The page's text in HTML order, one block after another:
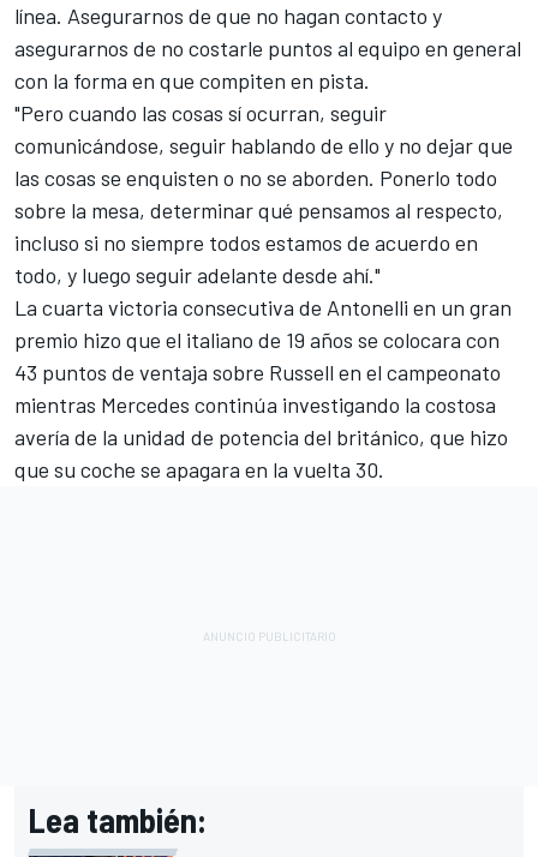
línea. Asegurarnos de que no hagan contacto y
asegurarnos de no costarle puntos al equipo en general
con la forma en que compiten en pista.
"Pero cuando las cosas sí ocurran, seguir
comunicándose, seguir hablando de ello y no dejar que
las cosas se enquisten o no se aborden. Ponerlo todo
sobre la mesa, determinar qué pensamos al respecto,
incluso si no siempre todos estamos de acuerdo en
todo, y luego seguir adelante desde ahí."
La cuarta victoria consecutiva de Antonelli en un gran
premio hizo que el italiano de 19 años se colocara con
43 puntos de ventaja sobre Russell en el campeonato
mientras Mercedes continúa investigando la costosa
avería de la unidad de potencia del británico, que hizo
que su coche se apagara en la vuelta 30.
Lea también: